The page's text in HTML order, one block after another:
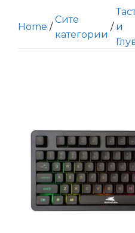
Home /
Сите
категории
/ и